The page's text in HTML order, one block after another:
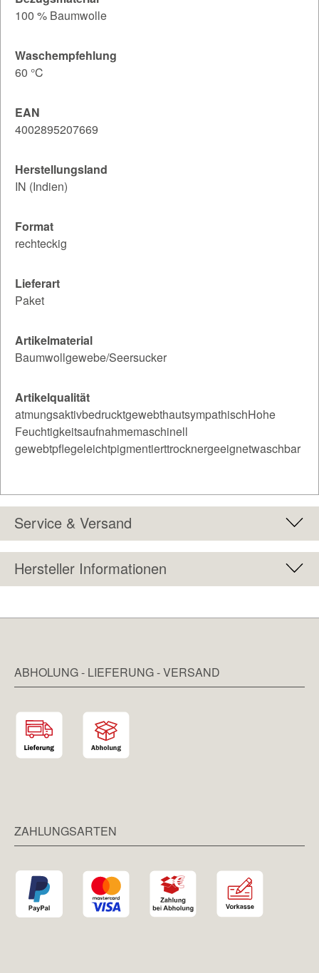
100 % Baumwolle
Waschempfehlung
60 °C
EAN
4002895207669
Herstellungsland
IN (Indien)
Format
rechteckig
Lieferart
Paket
Artikelmaterial
Baumwollgewebe/Seersucker
Artikelqualität
atmungsaktivbedrucktgewebthautsympathischHohe
Feuchtigkeitsaufnahmemaschinell
gewebtpflegeleichtpigmentierttrocknergeeignetwaschbar
Service & Versand
Hersteller Informationen
ABHOLUNG - LIEFERUNG - VERSAND
ZAHLUNGSARTEN